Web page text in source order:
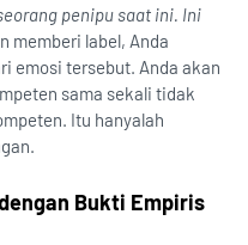
penipu saat ini. Ini
memberi label, Anda
emosi tersebut. Anda akan
sama sekali tidak
Itu hanyalah
Bukti Empiris